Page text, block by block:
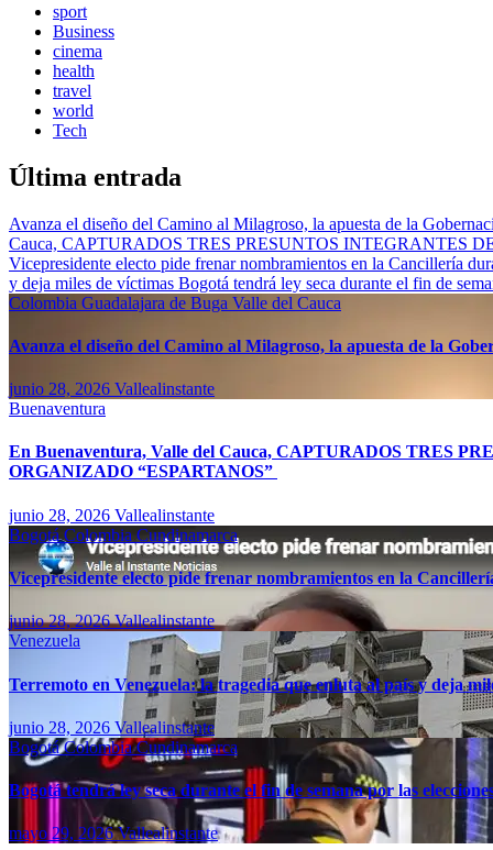
sport
Business
cinema
health
travel
world
Tech
Última entrada
Avanza el diseño del Camino al Milagroso, la apuesta de la
Cauca, CAPTURADOS TRES PRESUNTOS INTEGRANTES
Vicepresidente electo pide frenar nombramientos en la Cancillería
y deja miles de víctimas Bogotá tendrá ley seca durante el fin de
Colombia Guadalajara de Buga Valle del Cauca
Avanza el diseño del Camino al Milagroso, la apuesta de la
junio 28, 2026 Vallealinstante
Buenaventura
En Buenaventura, Valle del Cauca, CAPTURADOS TRES
ORGANIZADO “ESPARTANOS”
junio 28, 2026 Vallealinstante
BogotáColombia Cundinamarca
Vicepresidente electo pide frenar nombramientos en la
junio 28, 2026Vallealinstante
Venezuela
Terremoto en Venezuela: la tragedia que enluta al país y deja
junio 28, 2026 Vallealinstante
BogotáColombiaCundinamarca
Bogotá tendrá ley seca durante el fin de semana por las
mayo 29, 2026Vallealinstante